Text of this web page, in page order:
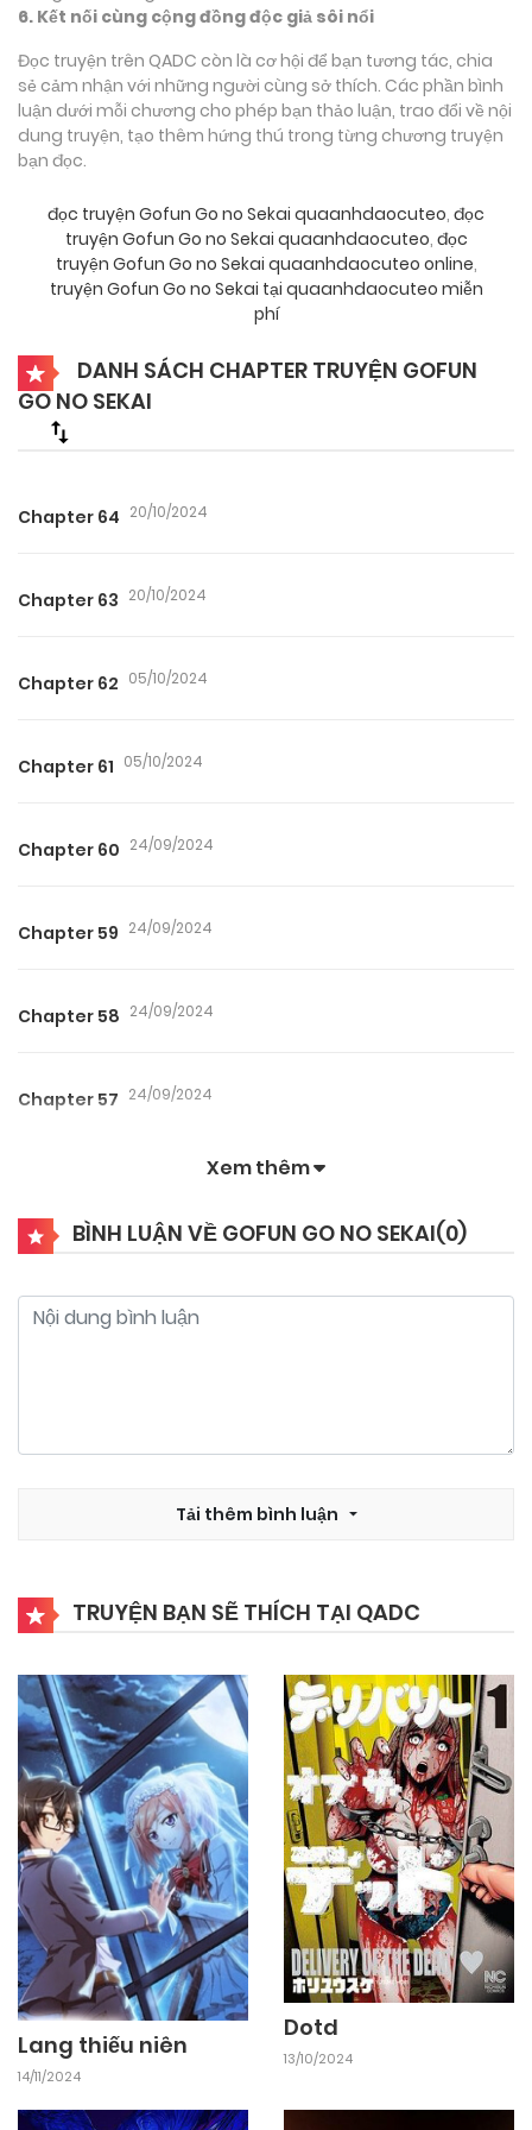
6. Kết nối cùng cộng đồng độc giả sôi nổi
Đọc truyện trên QADC còn là cơ hội để bạn tương tác, chia
sẻ cảm nhận với những người cùng sở thích. Các phần bình
luận dưới mỗi chương cho phép bạn thảo luận, trao đổi về nội
dung truyện, tạo thêm hứng thú trong từng chương truyện
bạn đọc.
đọc truyện Gofun Go no Sekai quaanhdaocuteo, đọc
truyện Gofun Go no Sekai quaanhdaocuteo, đọc
truyện Gofun Go no Sekai quaanhdaocuteo online,
truyện Gofun Go no Sekai tại quaanhdaocuteo miễn
phí
DANH SÁCH CHAPTER TRUYỆN GOFUN
GO NO SEKAI
Chapter 64 20/10/2024
Chapter 63 20/10/2024
Chapter 62 05/10/2024
Chapter 61 05/10/2024
Chapter 60 24/09/2024
Chapter 59 24/09/2024
Chapter 58 24/09/2024
Chapter 57 24/09/2024
24/09/2024
24/09/2024
Chapter 51
Chapter 50 24/09/2024
Chapter 49 24/09/2024
Chapter 48 24/09/2024
Chapter 47 24/09/2024
Chapter 46 24/09/2024
Xem thêm
BÌNH LUẬN VỀ GOFUN GO NO SEKAI(0)
Tải thêm bình luận
TRUYỆN BẠN SẼ THÍCH TẠI QADC
Lang thiếu niên
14/11/2024
Dotd
13/10/2024